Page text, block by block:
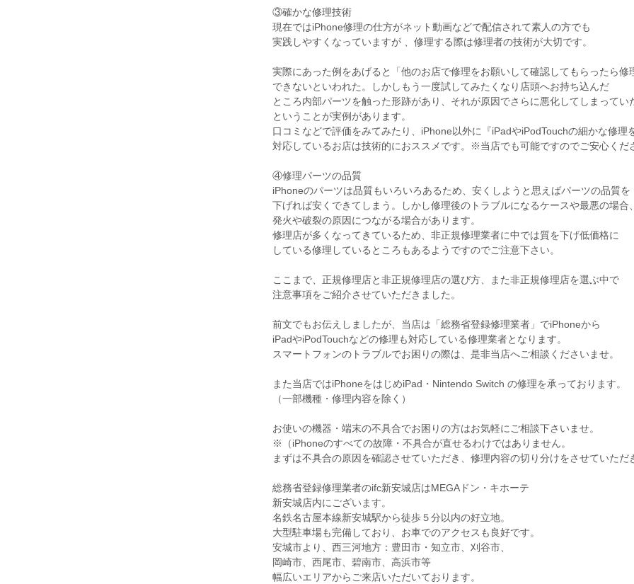
③確かな修理技術
現在ではiPhone修理の仕方がネット動画などで配信されて素人の方でも
実践しやすくなっていますが 、修理する際は修理者の技術が大切です。
実際にあった例をあげると「他のお店で修理をお願いして確認してもらったら修
できないといわれた。しかしもう一度試してみたくなり店頭へお持ち込んだ
ところ内部パーツを触った形跡があり、それが原因でさらに悪化してしまってい
ということが実例があります。
口コミなどで評価をみてみたり、iPhone以外に『iPadやiPodTouchの細かな修理
対応しているお店は技術的におススメです。※当店でも可能ですのでご安心くだ
④修理パーツの品質
iPhoneのパーツは品質もいろいろあるため、安くしようと思えばパーツの品質を
下げれば安くできてしまう。しかし修理後のトラブルになるケースや最悪の場合、
発火や破裂の原因につながる場合があります。
修理店が多くなってきているため、非正規修理業者に中では質を下げ低価格に
している修理しているところもあるようですのでご注意下さい。
ここまで、正規修理店と非正規修理店の選び方、また非正規修理店を選ぶ中で
注意事項をご紹介させていただきました。
前文でもお伝えしましたが、当店は「総務省登録修理業者」でiPhoneから
iPadやiPodTouchなどの修理も対応している修理業者となります。
スマートフォンのトラブルでお困りの際は、是非当店へご相談くださいませ。
また当店ではiPhoneをはじめiPad・Nintendo Switch の修理を承っております。
（一部機種・修理内容を除く）
お使いの機器・端末の不具合でお困りの方はお気軽にご相談下さいませ。
※（iPhoneのすべての故障・不具合が直せるわけではありません。
まずは不具合の原因を確認させていただき、修理内容の切り分けをさせていただ
総務省登録修理業者のifc新安城店はMEGAドン・キホーテ
新安城店内にございます。
名鉄名古屋本線新安城駅から徒歩５分以内の好立地。
大型駐車場も完備しており、お車でのアクセスも良好です。
安城市より、西三河地方：豊田市・知立市、刈谷市、
岡崎市、西尾市、碧南市、高浜市等
幅広いエリアからご来店いただいております。